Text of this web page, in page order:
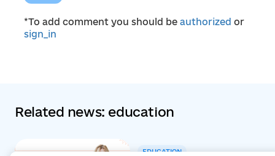
*To add comment you should be authorized or
sign_in
Related news: education
EDUCATION